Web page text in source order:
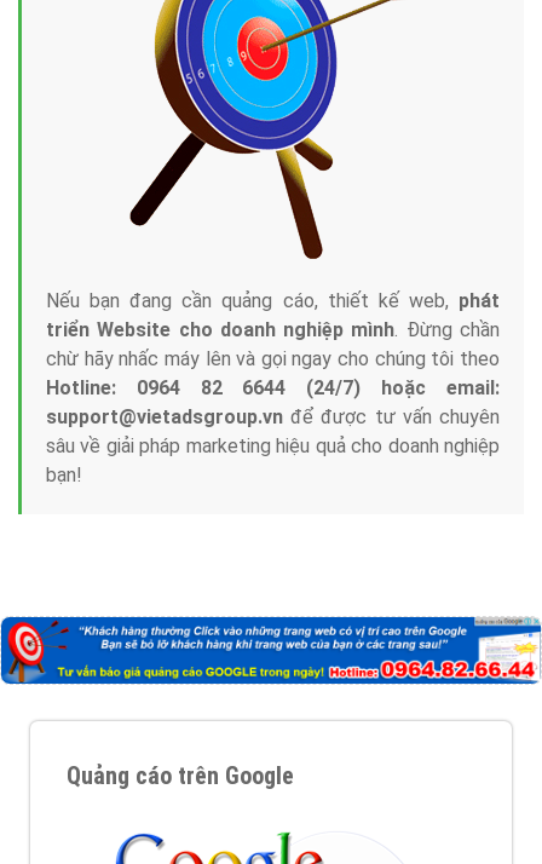
Nếu bạn đang cần quảng cáo, thiết kế web, phát
triển Website cho doanh nghiệp mình. Đừng chần
chừ hãy nhấc máy lên và gọi ngay cho chúng tôi theo
Hotline: 0964 82 6644 (24/7) hoặc email:
support@vietadsgroup.vn để được tư vấn chuyên
sâu về giải pháp marketing hiệu quả cho doanh nghiệp
bạn!
Quảng cáo trên Google